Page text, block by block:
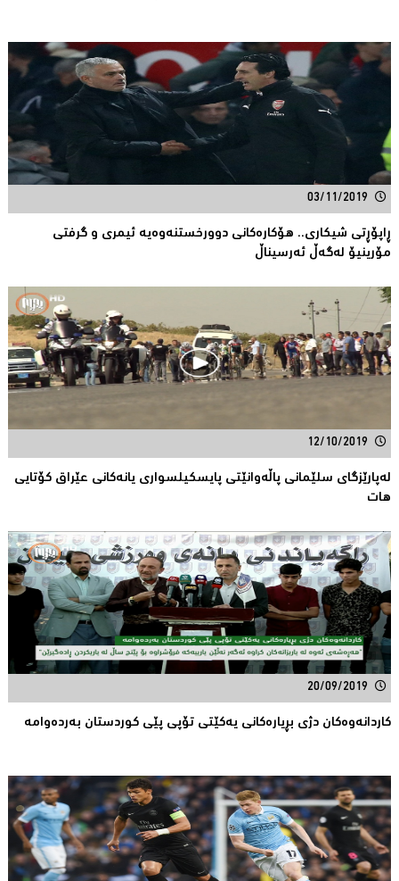
03/11/2019
ڕاپۆڕتی شیکاری.. هۆکارەکانی دوورخستنەوەیە ئیمری و گرفتی
مۆرینیۆ لەگەڵ ئەرسیناڵ
12/10/2019
لەپارێزگای سلێمانی پاڵەوانێتی پایسكیلسواری یانەكانی عێراق كۆتایی
هات
20/09/2019
كاردانه‌وه‌كان دژی بڕیاره‌كانی یه‌كێتی تۆپی پێی كوردستان به‌رده‌وامه‌